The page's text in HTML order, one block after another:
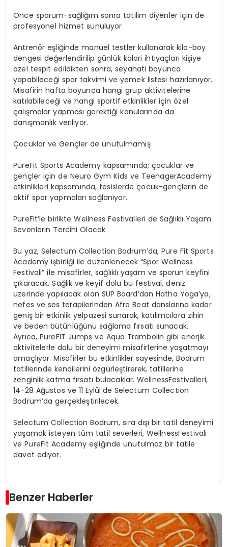
Önce sporum-sağlığım sonra tatilim diyenler için de
profesyonel hizmet sunuluyor
Antrenör eşliğinde manuel testler kullanarak kilo-boy
dengesi değerlendirilip günlük kalori ihtiyaçları kişiye
özel tespit edildikten sonra, seyahati boyunca
yapabileceği spor takvimi ve yemek listesi hazırlanıyor.
Misafirin hafta boyunca hangi grup aktivitelerine
katılabileceği ve hangi sportif etkinlikler için özel
çalışmalar yapması gerektiği konularında da
danışmanlık veriliyor.
Çocuklar ve Gençler de unutulmamış
PureFit Sports Academy kapsamında; çocuklar ve
gençler için de Neuro Gym Kids ve TeenagerAcademy
etkinlikleri kapsamında, tesislerde çocuk-gençlerin de
aktif spor yapmaları sağlanıyor.
PureFit’le birlikteWellness Festivalleri de Sağlıklı Yaşam
Sevenlerin Tercihi Olacak
Bu yaz, Selectum Collection Bodrum’da,Pure Fit Sports
Academyişbirliği ile düzenlenecek “SporWellness
Festivali” ile misafirler, sağlıklı yaşam ve sporun keyfini
çıkaracak.Sağlık ve keyif dolu bu festival, deniz
üzerinde yapılacak olan SUP Board’dan Hatha Yoga’ya,
nefes ve ses terapilerinden Afro Beat danslarına kadar
geniş bir etkinlik yelpazesi sunarak, katılımcılara zihin
ve beden bütünlüğünü sağlama fırsatı sunacak.
Ayrıca,PureFIT Jumps ve Aqua Trambolin gibi enerjik
aktivitelerle dolu bir deneyimi misafirlerine yaşatmayı
amaçlıyor. Misafirler bu etkinlikler sayesinde, Bodrum
tatillerinde kendilerini özgürleştirerek, tatillerine
zenginlik katma fırsatı bulacaklar.WellnessFestivalleri,
14-28 Ağustos ve 11 Eylül’de Selectum Collection
Bodrum’da gerçekleştirilecek.
Selectum Collection Bodrum, sıra dışı bir tatil deneyimi
yaşamak isteyen tüm tatil severleri, WellnessFestivali
vePureFit Academy eşliğinde unutulmaz bir tatile
davet ediyor.
Benzer Haberler